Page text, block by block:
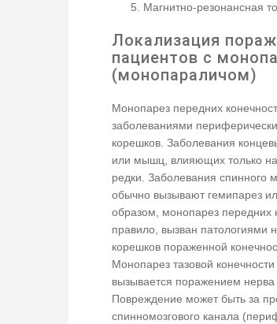
Магнитно-резонансная
Локализация
пациентов с
(монопараличом)
Монопарез передних
заболеваниями
корешков. Заболевания
или мышц, влияющих только на
редки. Заболевания спинного
обычно вызывают гемипарез
образом, монопарез передних
правило, вызван патологиями
корешков пораженной
Монопарез тазовой
вызывается поражением нерва
Повреждение может быть за
спинномозгового канала